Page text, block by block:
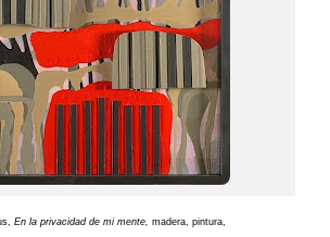
En la privacidad de mi mente, madera, pintura,